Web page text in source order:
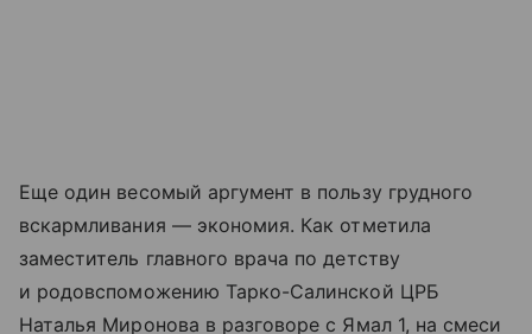
Еще один весомый аргумент в пользу грудного
вскармливания — экономия. Как отметила
заместитель главного врача по детству
и родовспоможению Тарко-Салинской ЦРБ
Наталья Миронова в разговоре с Ямал 1, на смеси